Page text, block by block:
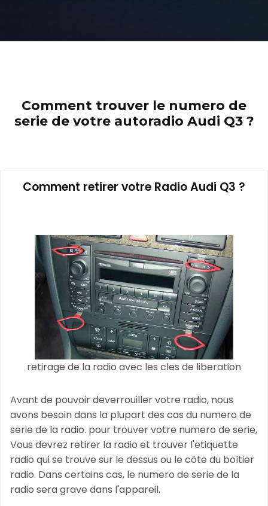
Comment trouver le numero de
serie de votre autoradio Audi Q3 ?
Comment retirer votre Radio Audi Q3 ?
retirage de la radio avec les cles de liberation
Avant de pouvoir deverrouiller votre radio, nous
avons besoin dans la plupart des cas du numero de
serie de la radio. pour trouver votre numero de serie,
Vous devrez retirer la radio et trouver l'etiquette
radio qui se trouve sur le dessus ou le côte du boîtier
radio. Dans certains cas, le numero de serie de la
radio sera grave dans l'appareil.